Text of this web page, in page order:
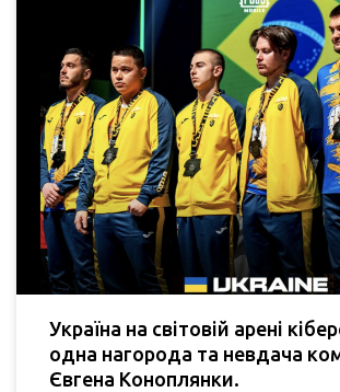
Україна на світовій арені
одна нагорода та невдача
Євгена Коноплянки.